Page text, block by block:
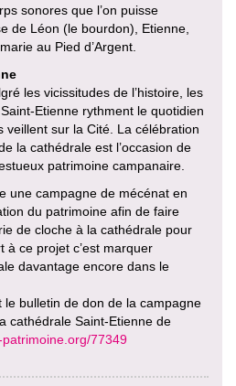
sonores que l’on puisse
de Léon (le bourdon), Etienne,
au Pied d’Argent.
les vicissitudes de l’histoire, les
Etienne rythment le quotidien
veillent sur la Cité. La célébration
la cathédrale est l’occasion de
patrimoine campanaire.
une campagne de mécénat en
du patrimoine afin de faire
de cloche à la cathédrale pour
à ce projet c’est marquer
davantage encore dans le
le bulletin de don de la campagne
cathédrale Saint-Etienne de
77349